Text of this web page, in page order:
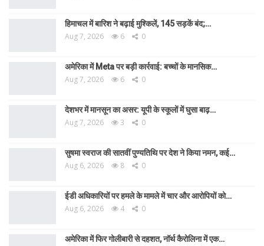
हिमाचल में बारिश ने बढ़ाई मुश्किलें, 145 सड़कें बंद;…
Aug 7, 2026 6 0
अमेरिका में Meta पर बड़ी कार्रवाई: बच्चों के मानसिक…
Aug 7, 2026 6 0
देशभर में मानसून का असर: यूपी के स्कूलों में घुसा बाढ़…
Aug 7, 2026 3 0
सुषमा स्वराज की सातवीं पुण्यतिथि पर देश ने किया नमन, कई…
Aug 6, 2026 8 0
ईडी अधिकारियों पर हमले के मामले में चार और आरोपियों को…
Aug 6, 2026 4 0
अमेरिका में फिर गोलीबारी से दहशत, नॉर्थ कैरोलिना में एक…